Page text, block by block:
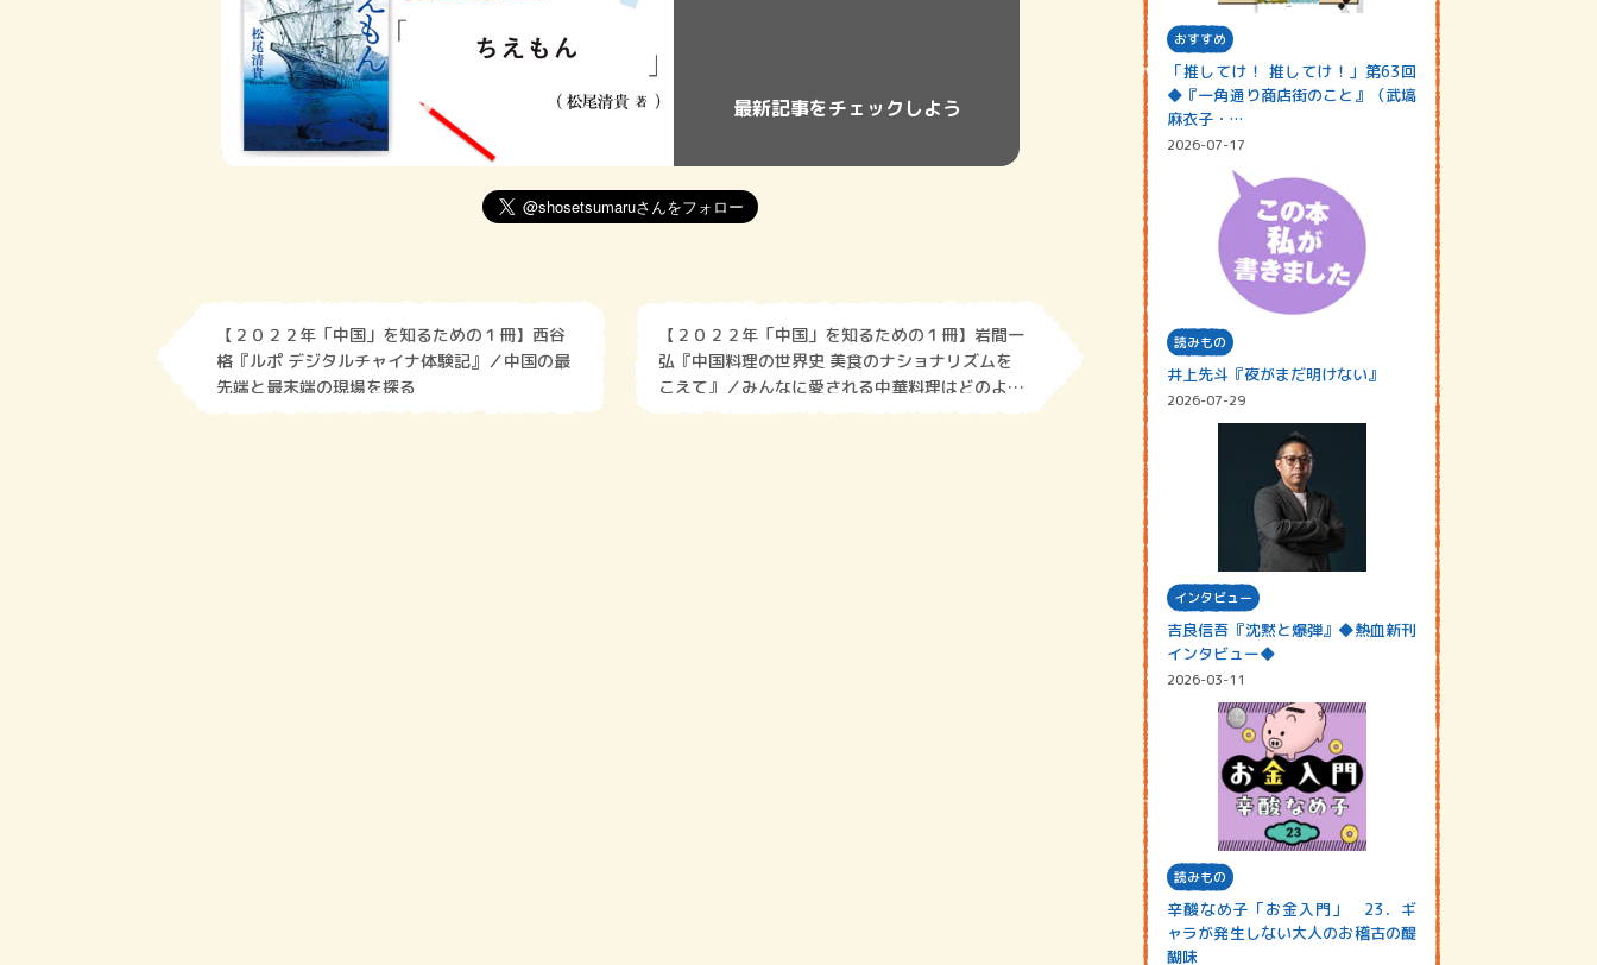
最新記事をチェックしよう
【２０２２年「中国」を知るための１冊】西谷
格『ルポ デジタルチャイナ体験記』／中国の最
先端と最末端の現場を探る
【２０２２年「中国」を知るための１冊】岩間一
弘『中国料理の世界史 美食のナショナリズムを
こえて』／みんなに愛される中華料理はどのよう
にして世界へ広がったのか
おすすめ
「推してけ！ 推してけ！」第63回
◆『一角通り商店街のこと』（武塙
麻衣子・…
2026-07-17
読みもの
井上先斗『夜がまだ明けない』
2026-07-29
インタビュー
吉良信吾『沈黙と爆弾』◆熱血新刊
インタビュー◆
2026-03-11
読みもの
辛酸なめ子「お金入門」 23．ギ
ャラが発生しない大人のお稽古の醍
醐味